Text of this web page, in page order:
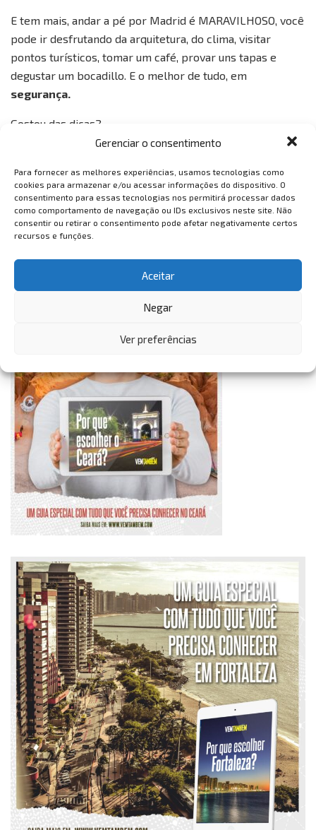
Gerenciar o consentimento
Para fornecer as melhores experiências, usamos tecnologias como
cookies para armazenar e/ou acessar informações do dispositivo. O
consentimento para essas tecnologias nos permitirá processar dados
como comportamento de navegação ou IDs exclusivos neste site. Não
consentir ou retirar o consentimento pode afetar negativamente certos
recursos e funções.
Aceitar
Negar
Ver preferências
E tem mais, andar a pé por Madrid é MARAVILHOSO, você
pode ir desfrutando da arquitetura, do clima, visitar
pontos turísticos, tomar um café, provar uns tapas e
degustar um bocadillo. E o melhor de tudo, em
segurança.
Gostou das dicas?
VemTambém